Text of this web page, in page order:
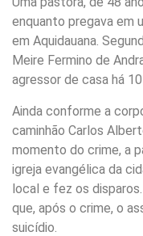
enquanto pregava em
em Aquidauana.
Meire Fermino de
agressor de casa há
Ainda conforme a
caminhão Carlos
momento do crime, a
igreja evangélica da
local e fez os
que, após o crime, o
suicídio.